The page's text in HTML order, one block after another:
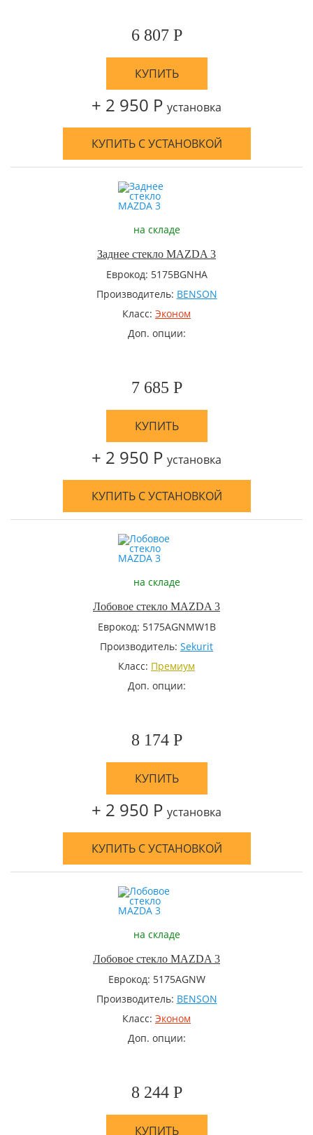
6 807 Р
КУПИТЬ
+ 2 950 Р установка
КУПИТЬ С УСТАНОВКОЙ
на складе
Заднее стекло MAZDA 3
Еврокод: 5175BGNHA
Производитель: BENSON
Класс: Эконом
Доп. опции:
7 685 Р
КУПИТЬ
+ 2 950 Р установка
КУПИТЬ С УСТАНОВКОЙ
на складе
Лобовое стекло MAZDA 3
Еврокод: 5175AGNMW1B
Производитель: Sekurit
Класс: Премиум
Доп. опции:
8 174 Р
КУПИТЬ
+ 2 950 Р установка
КУПИТЬ С УСТАНОВКОЙ
на складе
Лобовое стекло MAZDA 3
Еврокод: 5175AGNW
Производитель: BENSON
Класс: Эконом
Доп. опции:
8 244 Р
КУПИТЬ